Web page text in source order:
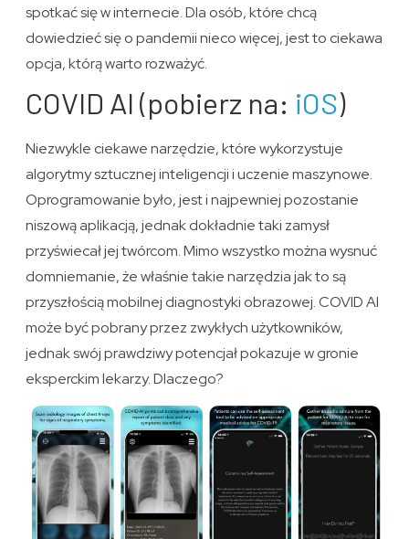
spotkać się w internecie. Dla osób, które chcą
dowiedzieć się o pandemii nieco więcej, jest to ciekawa
opcja, którą warto rozważyć.
COVID AI (pobierz na: iOS)
Niezwykle ciekawe narzędzie, które wykorzystuje
algorytmy sztucznej inteligencji i uczenie maszynowe.
Oprogramowanie było, jest i najpewniej pozostanie
niszową aplikacją, jednak dokładnie taki zamysł
przyświecał jej twórcom. Mimo wszystko można wysnuć
domniemanie, że właśnie takie narzędzia jak to są
przyszłością mobilnej diagnostyki obrazowej. COVID AI
może być pobrany przez zwykłych użytkowników,
jednak swój prawdziwy potencjał pokazuje w gronie
eksperckim lekarzy. Dlaczego?